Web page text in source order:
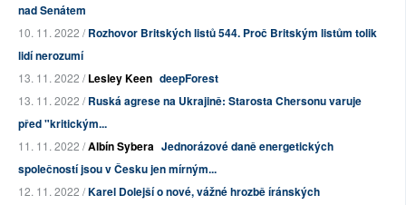
nad Senátem
10. 11. 2022 /Rozhovor Britských listů 544. Proč Britským listům tolik
lidí nerozumí
13. 11. 2022 /Lesley Keen deepForest
13. 11. 2022 /Ruská agrese na Ukrajině: Starosta Chersonu varuje
před "kritickým...
11. 11. 2022 /Albín Sybera Jednorázové daně energetických
společností jsou v Česku jen mírným...
12. 11. 2022 /Karel Dolejší o nové, vážné hrozbě íránských